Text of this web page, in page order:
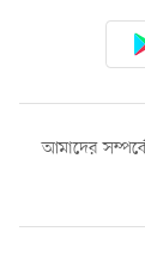
আমাদের